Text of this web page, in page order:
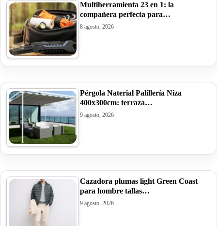
Multiherramienta 23 en 1: la
compañera perfecta para…
8 agosto, 2026
Pérgola Naterial Palillería Niza
400x300cm: terraza…
9 agosto, 2026
Cazadora plumas light Green Coast
para hombre tallas…
9 agosto, 2026